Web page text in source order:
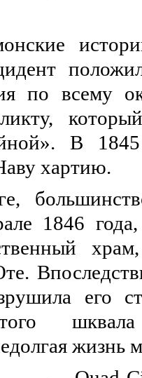
по всему
В
хартию.
1846
его
жизнь